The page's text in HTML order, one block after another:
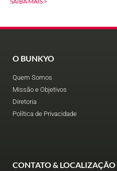
O BUNKYO
Quem Somos
Missão e Objetivos
Diretoria
Política de Privacidade
CONTATO & LOCALIZAÇÃO